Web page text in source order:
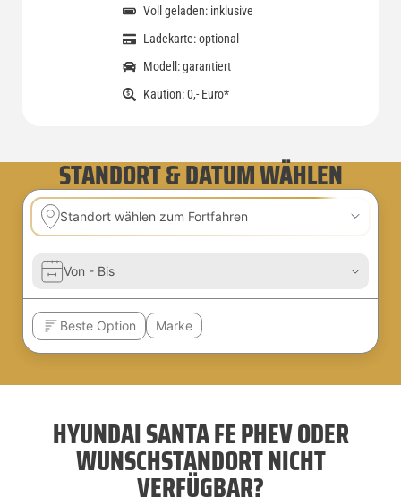
Voll geladen: inklusive
Ladekarte: optional
Modell: garantiert
Kaution: 0,- Euro*
STANDORT & DATUM WÄHLEN
HYUNDAI SANTA FE PHEV ODER
WUNSCHSTANDORT NICHT
VERFÜGBAR?